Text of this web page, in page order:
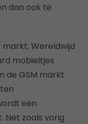
dan ook te
Wereldwijd
mobieltjes
de GSM markt
een
Net zoals vorig